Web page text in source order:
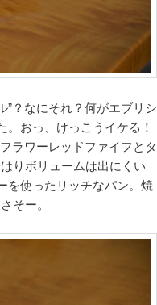
”？なにそれ？何がエブリシ
おっ、けっこうイケる！
ラワーレッドファイフとタ
りボリュームは出にくい
を使ったリッチなパン。焼
そー。